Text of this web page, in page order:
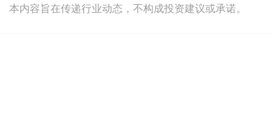
本内容旨在传递行业动态，不构成投资建议或承诺。